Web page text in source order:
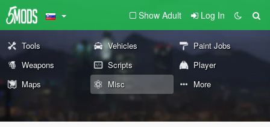
Show Adult Log In
Tools Vehicles
Paint Jobs
Weapons
Scripts
Player
Maps
Misc More